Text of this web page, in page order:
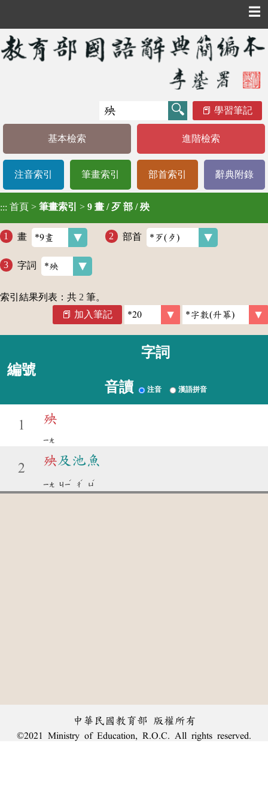
☰
學習筆記
基本檢索 進階檢索
注音索引 筆畫索引 部首索引 辭典附錄
::: 首頁 > 筆畫索引 > 9 畫 / 歹 部 / 殃
畫 部首
字詞
索引結果列表：共 2 筆。
加入筆記
編號
字詞
音讀 注音 漢語拼音
1 殃
ㄧㄤ
2
殃及池魚
ㄧㄤ ㄐㄧ
ˊ
ㄔ
ˊ
ㄩ
ˊ
中華民國教育部 版權所有
©2021 Ministry of Education, R.O.C. All rights reserved.